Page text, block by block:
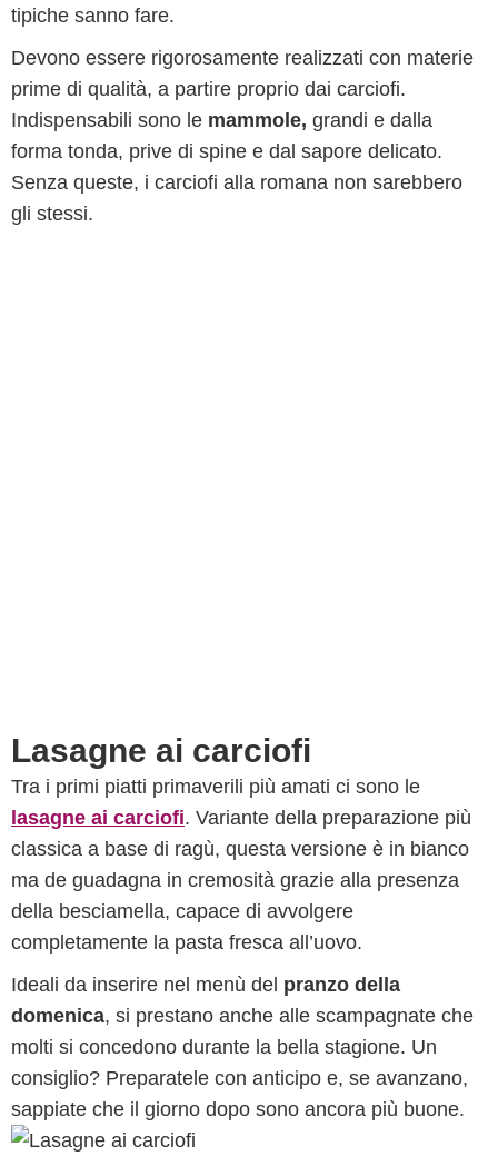
tipiche sanno fare.
Devono essere rigorosamente realizzati con materie
prime di qualità, a partire proprio dai carciofi.
Indispensabili sono le mammole, grandi e dalla
forma tonda, prive di spine e dal sapore delicato.
Senza queste, i carciofi alla romana non sarebbero
gli stessi.
Lasagne ai carciofi
Tra i primi piatti primaverili più amati ci sono le
lasagne ai carciofi. Variante della preparazione più
classica a base di ragù, questa versione è in bianco
ma de guadagna in cremosità grazie alla presenza
della besciamella, capace di avvolgere
completamente la pasta fresca all’uovo.
Ideali da inserire nel menù del pranzo della
domenica, si prestano anche alle scampagnate che
molti si concedono durante la bella stagione. Un
consiglio? Preparatele con anticipo e, se avanzano,
sappiate che il giorno dopo sono ancora più buone.